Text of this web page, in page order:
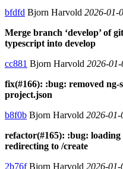
bfdfd Bjorn Harvold 2026-01-
Merge branch ‘develop’ of
typescript into develop
cc881 Bjorn Harvold 2026-
fix(#166): :bug: removed ng-
project.json
b8f0b Bjorn Harvold 2026-
refactor(#165): :bug:
redirecting to /create
2b76fBjorn Harvold 2026-